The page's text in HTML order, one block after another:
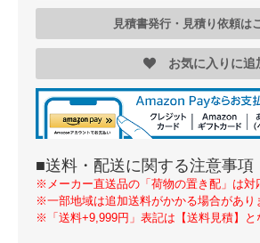
見積書発行・見積り依頼は
お気に入りに追
■送料・配送に関する注意事項
※メーカー直送品の「荷物の置き配」は対
※一部地域は追加送料がかかる場合があり
※「送料+9,999円」表記は【送料見積】と